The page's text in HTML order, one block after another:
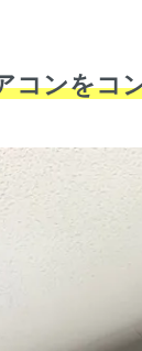
コンをコ